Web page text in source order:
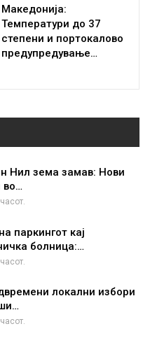
Македонија:
Температури до 37
степени и портокалово
предупредување…
Нил зема замав: Нови
во…
паркингот кај
болница:…
локални избори